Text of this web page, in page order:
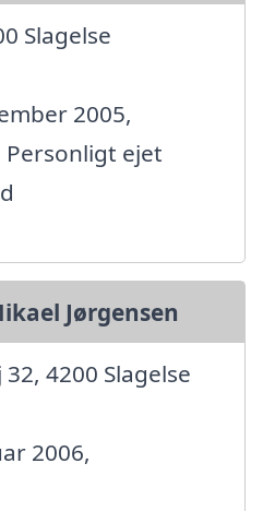
Slagelse
2005,
ejet
Jørgensen
4200 Slagelse
2006,